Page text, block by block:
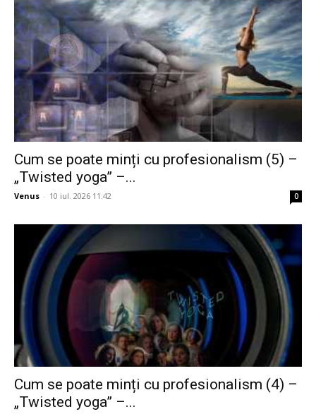
Cum se poate minți cu profesionalism (5) –
„Twisted yoga” –...
Venus - 10 iul. 2026 11:42 0
Cum se poate minți cu profesionalism (4) –
„Twisted yoga” –...